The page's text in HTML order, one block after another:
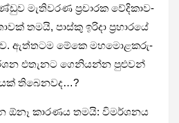
මැති­ව­රණ ප්‍රචා­රක වේදි­කා­ව­
තමයි, පාස්කු ඉරිදා ප්‍රහා­රයේ
ඇත්ත­ටම මේකෙ මහමොළ­ක­රු­
එතැ­නට ගෙනි­යන්න පුළු­වන්
තිබෙ­න­වද…?
ඕනෑ කාර­ණය තමයි: විම­ර්ශ­නය